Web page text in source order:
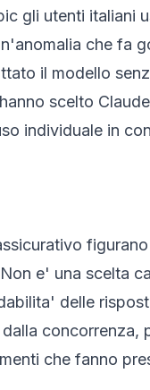
gli utenti italiani
che fa
il modello
scelto
individuale in
figurano
e' una scelta
delle
concorrenza,
che fanno